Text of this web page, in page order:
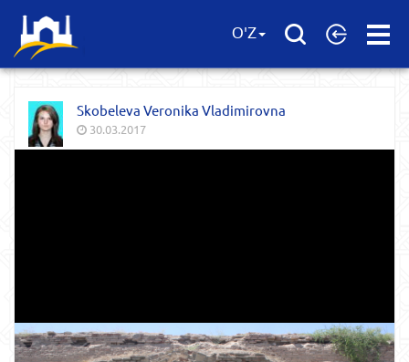
Open
O'Z
Skobeleva Veronika Vladimirovna
30.03.2017